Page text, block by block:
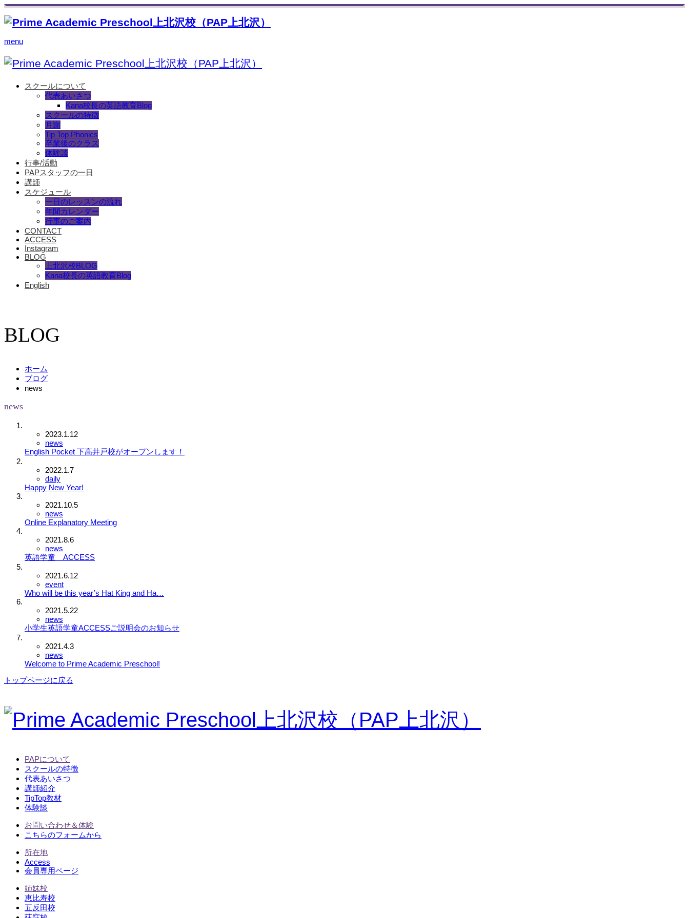
menu
スクールについて
代表あいさつ
Kana校長の英語教育Blog
スクールの特徴
月謝
Tip Top Phonics
卒業後のクラス
体験談
行事/活動
PAPスタッフの一日
講師
スケジュール
一日のレッスンの流れ
年間カレンダー
行事のご案内
CONTACT
ACCESS
Instagram
BLOG
上北沢校BLOG
Kana校長の英語教育Blog
English
BLOG
ホーム
ブログ
news
news
2023.1.12
news
English Pocket 下高井戸校がオープンします！
2022.1.7
daily
Happy New Year!
2021.10.5
news
Online Explanatory Meeting
2021.8.6
news
英語学童 ACCESS
2021.6.12
event
Who will be this year’s Hat King and Ha…
2021.5.22
news
小学生英語学童ACCESSご説明会のお知らせ
2021.4.3
news
Welcome to Prime Academic Preschool!
トップページに戻る
PAPについて
スクールの特徴
代表あいさつ
講師紹介
TipTop教材
体験談
お問い合わせ＆体験
こちらのフォームから
所在地
Access
会員専用ページ
姉妹校
恵比寿校
五反田校